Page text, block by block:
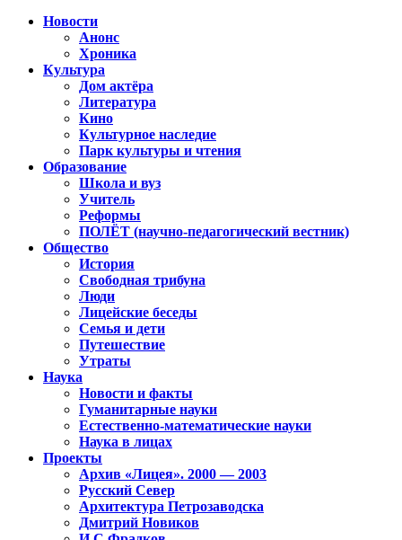
Новости
Анонс
Хроника
Культура
Дом актёра
Литература
Кино
Культурное наследие
Парк культуры и чтения
Образование
Школа и вуз
Учитель
Реформы
ПОЛЁТ (научно-педагогический вестник)
Общество
История
Свободная трибуна
Люди
Лицейские беседы
Семья и дети
Путешествие
Утраты
Наука
Новости и факты
Гуманитарные науки
Естественно-математические науки
Наука в лицах
Проекты
Архив «Лицея». 2000 — 2003
Русский Север
Архитектура Петрозаводска
Дмитрий Новиков